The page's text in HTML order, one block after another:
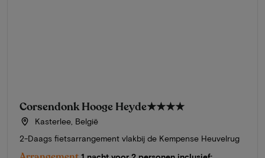
Corsendonk Hooge Heyde★★★★
Kasterlee, België
2-Daags fietsarrangement vlakbij de Kempense Heuvelrug